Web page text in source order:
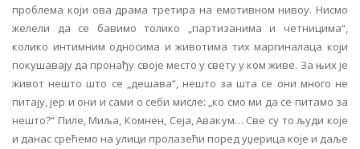
проблема који ова драма третира на емотивном нивоу. Нисмо
желели да се бавимо толико „партизанима и четницима“,
колико интимним односима и животима тих маргиналаца који
покушавају да пронађу своје место у свету у ком живе. За њих је
живот нешто што се „дешава“, нешто за шта се они много не
питају, јер и они и сами о себи мисле: „ко смо ми да се питамо за
нешто?“ Пиле, Миља, Комнен, Сеја, Авакум… Све су то људи које
и данас срећемо на улици пролазећи поред уџерица које и даље